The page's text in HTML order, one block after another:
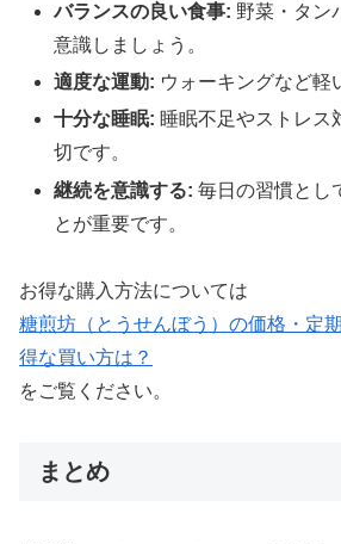
バランスの良い食事: 野菜・タン
意識しましょう。
適度な運動: ウォーキングなど軽
十分な睡眠: 睡眠不足やストレス
切です。
継続を意識する: 毎日の習慣とし
とが重要です。
お得な購入方法については
糖煎坊（とうせんぼう）の価格・定
得な買い方は？
をご覧ください。
まとめ